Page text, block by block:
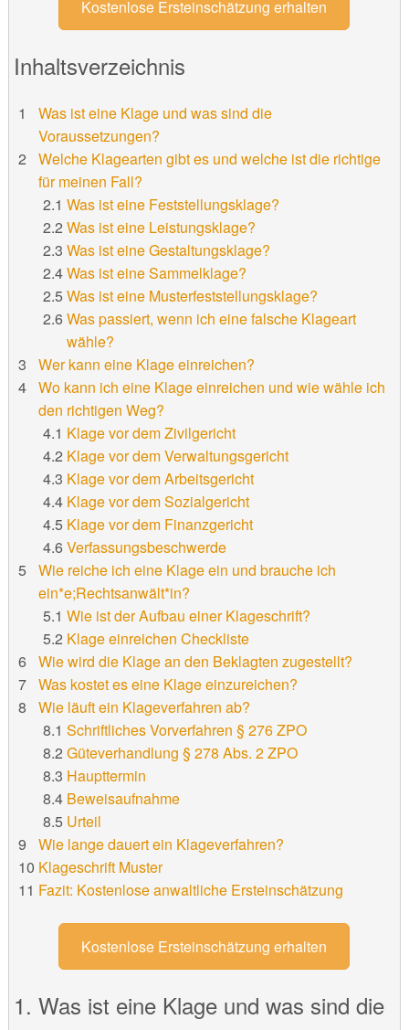
Kostenlose Ersteinschätzung erhalten
Inhaltsverzeichnis
Was ist eine Klage und was sind die
Voraussetzungen?
Welche Klagearten gibt es und welche ist die richtige
für meinen Fall?
Was ist eine Feststellungsklage?
Was ist eine Leistungsklage?
Was ist eine Gestaltungsklage?
Was ist eine Sammelklage?
Was ist eine Musterfeststellungsklage?
Was passiert, wenn ich eine falsche Klageart
wähle?
Wer kann eine Klage einreichen?
Wo kann ich eine Klage einreichen und wie wähle ich
den richtigen Weg?
Klage vor dem Zivilgericht
Klage vor dem Verwaltungsgericht
Klage vor dem Arbeitsgericht
Klage vor dem Sozialgericht
Klage vor dem Finanzgericht
Verfassungsbeschwerde
Wie reiche ich eine Klage ein und brauche ich
ein*e;Rechtsanwält*in?
Wie ist der Aufbau einer Klageschrift?
Klage einreichen Checkliste
Wie wird die Klage an den Beklagten zugestellt?
Was kostet es eine Klage einzureichen?
Wie läuft ein Klageverfahren ab?
Schriftliches Vorverfahren § 276 ZPO
Güteverhandlung § 278 Abs. 2 ZPO
Haupttermin
Beweisaufnahme
Urteil
Wie lange dauert ein Klageverfahren?
Klageschrift Muster
Fazit: Kostenlose anwaltliche Ersteinschätzung
Kostenlose Ersteinschätzung erhalten
Was ist eine Klage und was sind die